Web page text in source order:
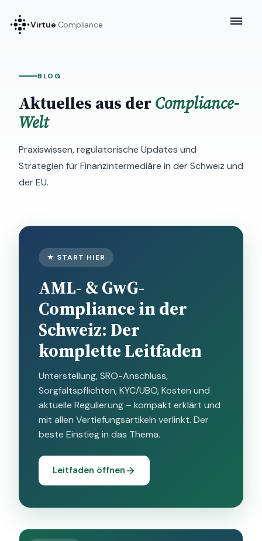
Virtue Compliance
BLOG
Aktuelles aus derCompliance-
Welt
Praxiswissen, regulatorische Updates und
Strategien für Finanzintermediäre in der Schweiz und
der EU.
★ START HIER
AML- & GwG-
Compliance in der
Schweiz: Der
komplette Leitfaden
Unterstellung, SRO-Anschluss,
Sorgfaltspflichten, KYC/UBO, Kosten und
aktuelle Regulierung – kompakt erklärt und
mit allen Vertiefungsartikeln verlinkt. Der
beste Einstieg in das Thema.
Leitfaden öffnen